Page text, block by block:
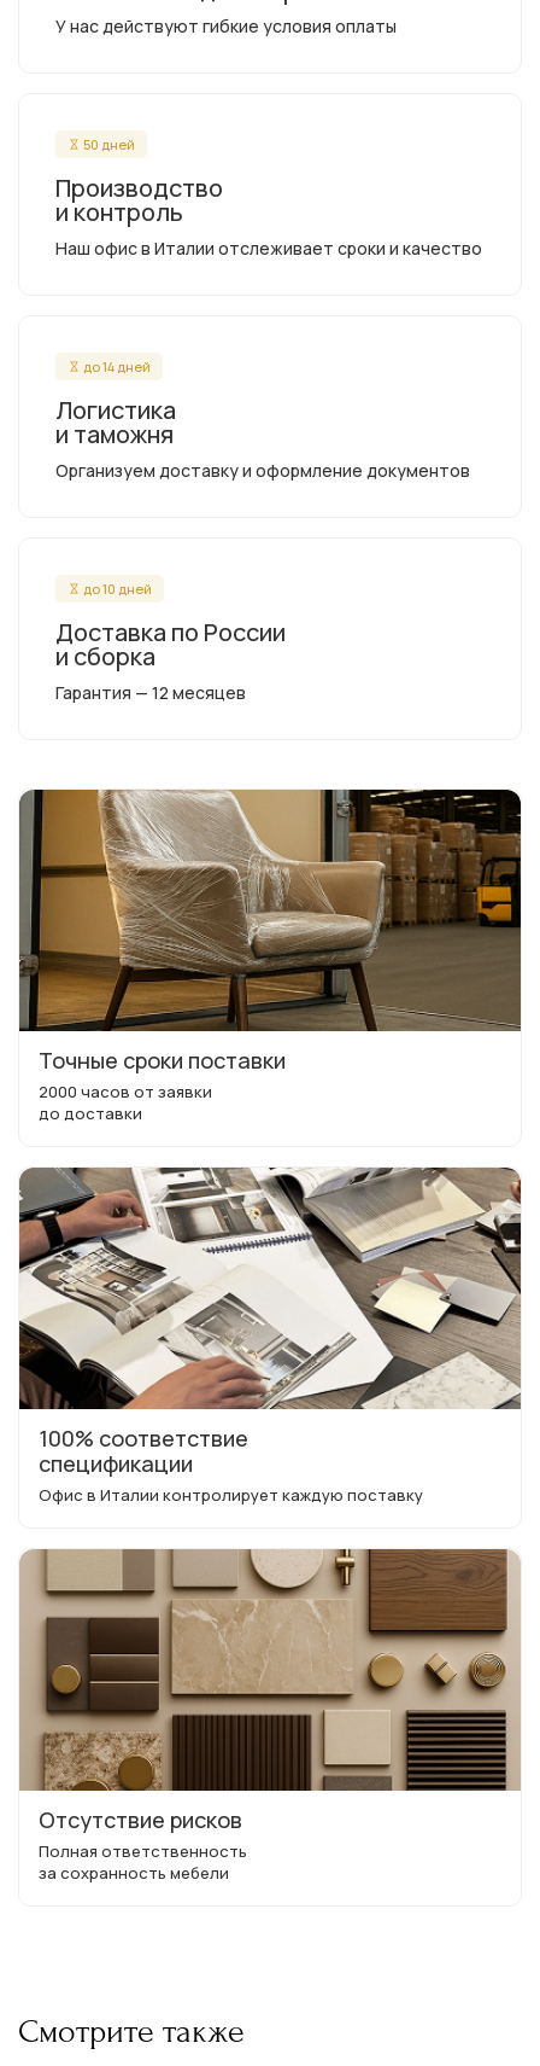
У нас действуют гибкие условия оплаты
50 дней
Производство
и контроль
Наш офис в Италии отслеживает сроки и качество
до 14 дней
Логистика
и таможня
Организуем доставку и оформление документов
до 10 дней
Доставка по России
и сборка
Гарантия — 12 месяцев
Точные сроки поставки
2000 часов от заявки
до доставки
100% соответствие
спецификации
Офис в Италии контролирует каждую поставку
Отсутствие рисков
Полная ответственность
за сохранность мебели
Смотрите также